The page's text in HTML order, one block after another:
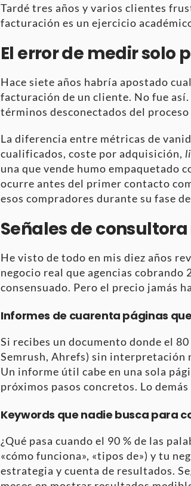
Tardé tres años y varios clientes
facturación es un ejercicio
El error de medir solo
Hace siete años habría apostado
facturación de un cliente. No fue
términos desconectados del
La diferencia entre métricas de
cualificados, coste por adquisición,
una que vende humo empaquetado
ocurre antes del primer contacto
esos compradores durante su fase
Señales de
He visto de todo en mis diez años
negocio real que agencias
consensuado. Pero el precio jamás
Informes de cuarenta páginas
Si recibes un documento donde el
Semrush, Ahrefs) sin interpretación
Un informe útil cabe en una sola
próximos pasos concretos. Lo
Keywords que nadie busca para
¿Qué pasa cuando el 90 % de las
«cómo funciona», «tipos de») y tu
estrategia y cuenta de resultados.